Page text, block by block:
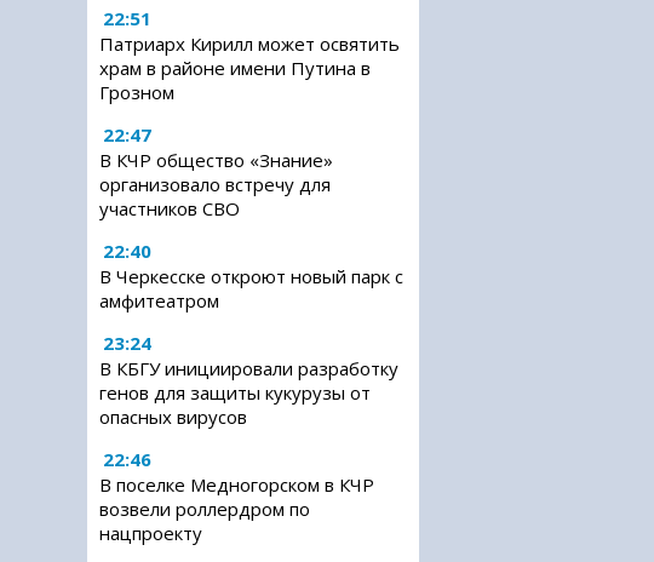
22:51
Патриарх Кирилл может освятить
храм в районе имени Путина в
Грозном
22:47
В КЧР общество «Знание»
организовало встречу для
участников СВО
22:40
В Черкесске откроют новый парк с
амфитеатром
23:24
В КБГУ инициировали разработку
генов для защиты кукурузы от
опасных вирусов
22:46
В поселке Медногорском в КЧР
возвели роллердром по
нацпроекту